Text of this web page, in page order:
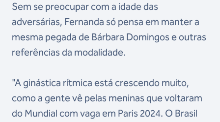
Sem se preocupar com a idade das
adversárias, Fernanda só pensa em manter a
mesma pegada de Bárbara Domingos e outras
referências da modalidade.
"A ginástica rítmica está crescendo muito,
como a gente vê pelas meninas que voltaram
do Mundial com vaga em Paris 2024. O Brasil